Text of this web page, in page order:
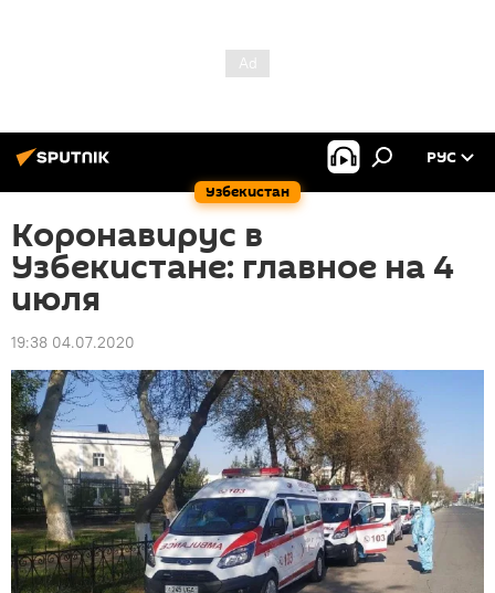
Узбекистан
РУС
Коронавирус в
Узбекистане: главное на 4
июля
19:38 04.07.2020